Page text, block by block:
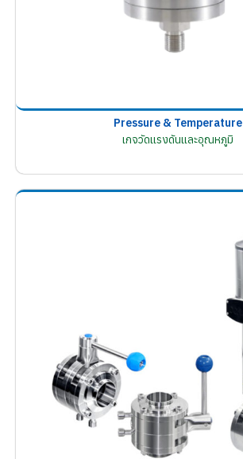
Pressure & Temperature
เกจวัดแรงดันและอุณหภูมิ